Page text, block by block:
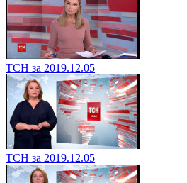
ТСН за 2019.12.05
ТСН за 2019.12.05